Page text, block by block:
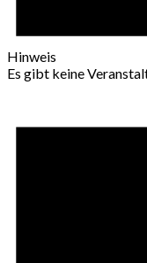
Hinweis
Es gibt keine